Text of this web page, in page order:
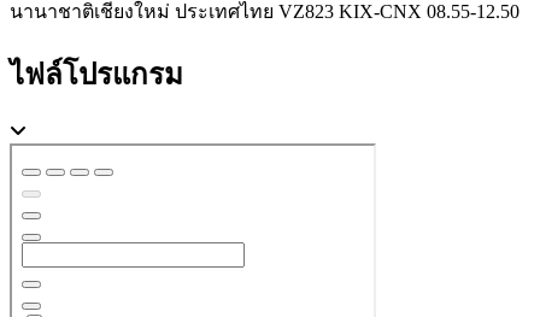
นานาชาติเชียงใหม่ ประเทศไทย VZ823 KIX-CNX 08.55-12.50
ไฟล์โปรแกรม